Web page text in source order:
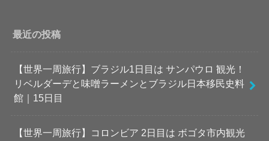
最近の投稿
【世界一周旅行】ブラジル1日目は サンパウロ 観光！
リベルダーデと味噌ラーメンとブラジル日本移民史料
館｜15日目
【世界一周旅行】コロンビア 2日目は ボゴタ市内観光